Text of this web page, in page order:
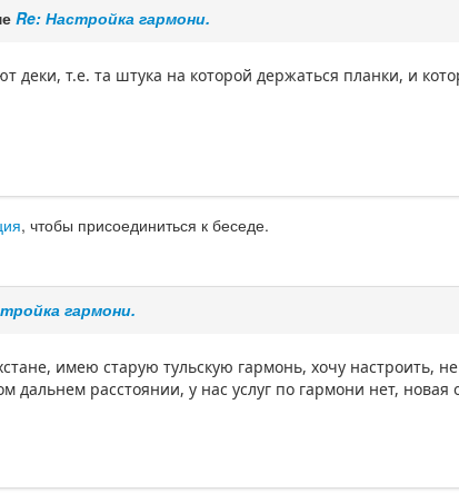
Re: Настройка гармони.
деки, т.е. та штука на которой держаться планки, и
, чтобы присоединиться к беседе.
гармони.
имею старую тульскую гармонь, хочу настроить,
дальнем расстоянии, у нас услуг по гармони нет,